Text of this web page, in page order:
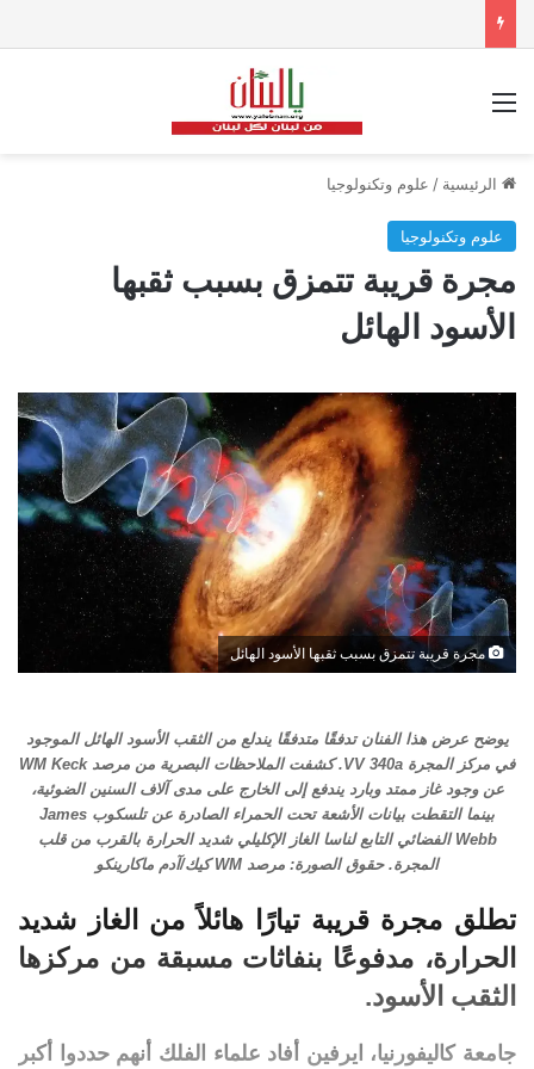
الرئيسية / علوم وتكنولوجيا
علوم وتكنولوجيا
مجرة قريبة تتمزق بسبب ثقبها
الأسود الهائل
مجرة قريبة تتمزق بسبب ثقبها الأسود الهائل
يوضح عرض هذا الفنان تدفقًا متدفقًا يندلع من الثقب الأسود الهائل الموجود
في مركز المجرة VV 340a. كشفت الملاحظات البصرية من مرصد WM Keck
عن وجود غاز ممتد وبارد يندفع إلى الخارج على مدى آلاف السنين الضوئية،
بينما التقطت بيانات الأشعة تحت الحمراء الصادرة عن تلسكوب James
Webb الفضائي التابع لناسا الغاز الإكليلي شديد الحرارة بالقرب من قلب
المجرة. حقوق الصورة: مرصد WM كيك/آدم ماكارينكو
تطلق مجرة ​​قريبة تيارًا هائلاً من الغاز شديد
الحرارة، مدفوعًا بنفاثات مسبقة من مركزها
الثقب الأسود.
جامعة كاليفورنيا، ايرفين أفاد علماء الفلك أنهم حددوا أكبر